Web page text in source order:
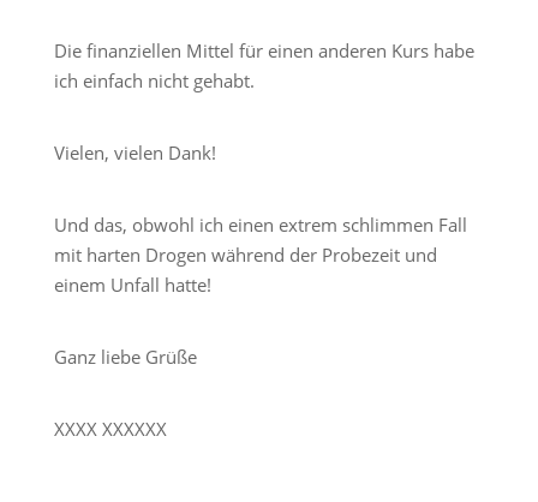
Die finanziellen Mittel für einen anderen Kurs habe
ich einfach nicht gehabt.
Vielen, vielen Dank!
Und das, obwohl ich einen extrem schlimmen Fall
mit harten Drogen während der Probezeit und
einem Unfall hatte!
Ganz liebe Grüße
XXXX XXXXXX